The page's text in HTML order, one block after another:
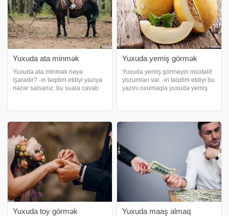
Yuxuda ata minmək
Yuxuda ata minmək nəyə
işarədir? -ın təqdim etdiyi yazıya
nəzər salsanız, bu suala cavab
minmək hörmət qazanmaq
deməkdir. Yuxusunda at mindiyini
görən şəxs hörmətl
Yuxuda yemiş görmək
Yuxuda yemiş görməyin müxtəlif
yozumları var. -ın təqdim etdiyi bu
yazını oxumaqla yuxuda yemiş
görmək. Yuxuda bоstаndа çıхаn
yеmiş görmək indi çəkdiyiniz
Yuxuda toy görmək Yuxuda maaş almaq